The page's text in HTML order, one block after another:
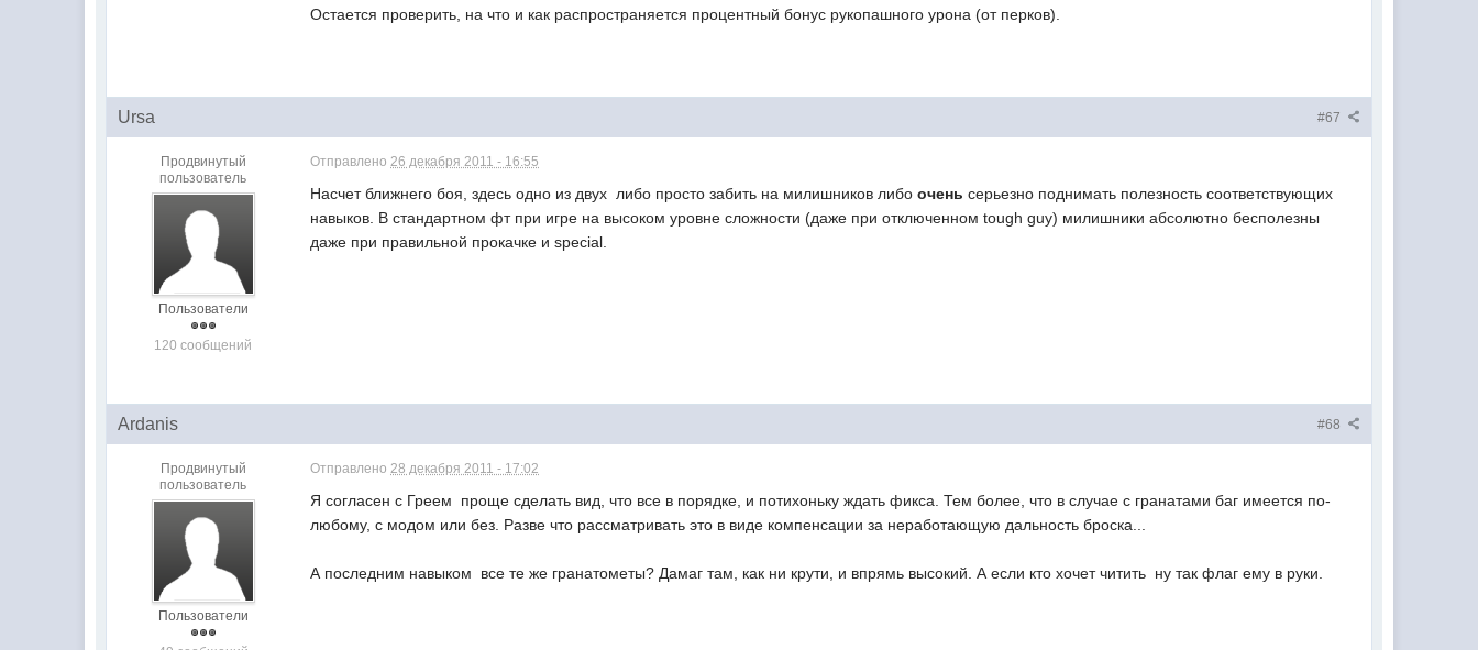
Остается проверить, на что и как распространяется процентный бонус рукопашного урона (от перков).
#67
Ursa
Продвинутый
пользователь
Пользователи
120 сообщений
Отправлено 26 декабря 2011 - 16:55
Насчет ближнего боя, здесь одно из двух  либо просто забить на милишников либоочень серьезно поднимать полезность соответствующих
навыков. В стандартном фт при игре на высоком уровне сложности (даже при отключенном tough guy) милишники абсолютно бесполезны
даже при правильной прокачке и special.
#68
Ardanis
Продвинутый
пользователь
Пользователи
Отправлено 28 декабря 2011 - 17:02
Я согласен с Греем  проще сделать вид, что все в порядке, и потихоньку ждать фикса. Тем более, что в случае с гранатами баг имеется по-
любому, с модом или без. Разве что рассматривать это в виде компенсации за неработающую дальность броска...
А последним навыком  все те же гранатометы? Дамаг там, как ни крути, и впрямь высокий. А если кто хочет читить  ну так флаг ему в руки.